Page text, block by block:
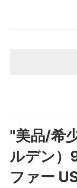
"美品/希
ルデン）
ファー